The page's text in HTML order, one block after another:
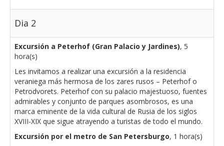
Dia 2
Excursión a Peterhof (Gran Palacio y Jardines), 5
hora(s)
Les invitamos a realizar una excursión a la residencia
veraniega más hermosa de los zares rusos – Peterhof o
Petrodvorets. Peterhof con su palacio majestuoso, fuentes
admirables y conjunto de parques asombrosos, es una
marca eminente de la vida cultural de Rusia de los siglos
XVIII-XIX que sigue atrayendo a turistas de todo el mundo.
Excursión por el metro de San Petersburgo, 1 hora(s)